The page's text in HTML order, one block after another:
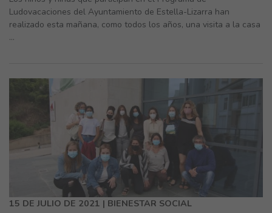
Ludovacaciones del Ayuntamiento de Estella-Lizarra han
realizado esta mañana, como todos los años, una visita a la casa
...
15 DE JULIO DE 2021 | BIENESTAR SOCIAL